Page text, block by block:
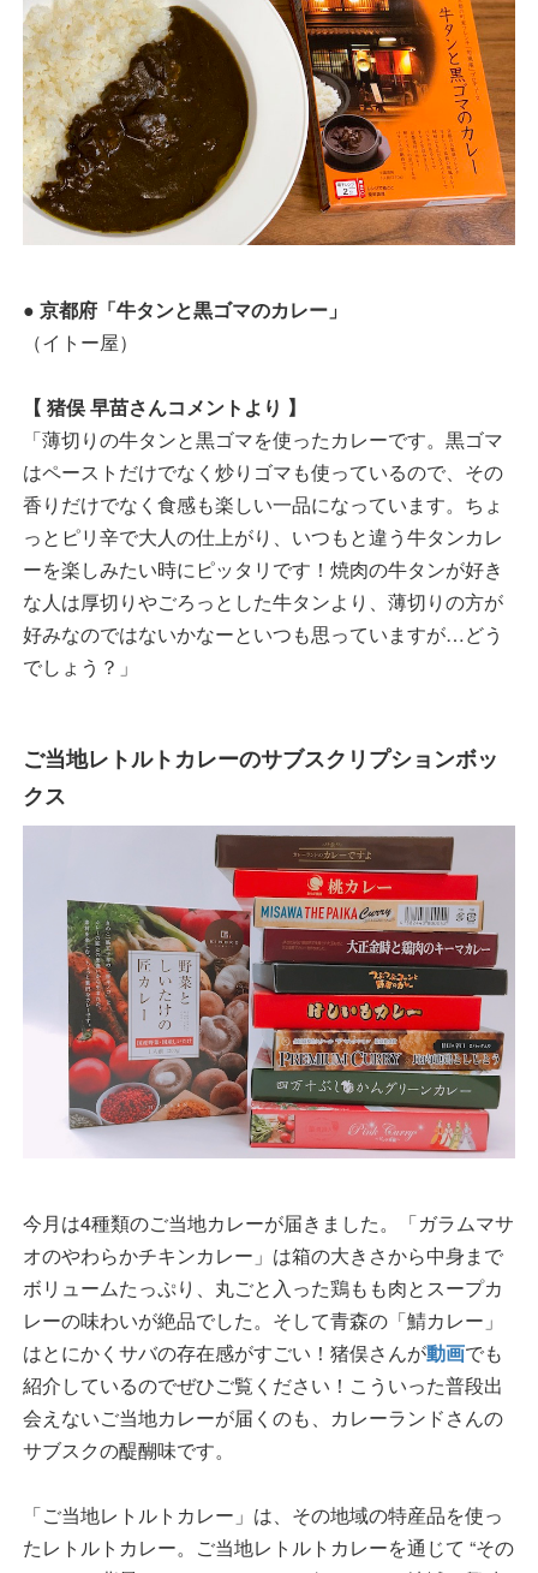
● 京都府「牛タンと黒ゴマのカレー」
（イトー屋）
【 猪俣 早苗さんコメントより 】
「薄切りの牛タンと黒ゴマを使ったカレーです。黒ゴマ
はペーストだけでなく炒りゴマも使っているので、その
香りだけでなく食感も楽しい一品になっています。ちょ
っとピリ辛で大人の仕上がり、いつもと違う牛タンカレ
ーを楽しみたい時にピッタリです！焼肉の牛タンが好き
な人は厚切りやごろっとした牛タンより、薄切りの方が
好みなのではないかなーといつも思っていますが…どう
でしょう？」
ご当地レトルトカレーのサブスクリプションボッ
クス
今月は4種類のご当地カレーが届きました。「ガラムマサ
オのやわらかチキンカレー」は箱の大きさから中身まで
ボリュームたっぷり、丸ごと入った鶏もも肉とスープカ
レーの味わいが絶品でした。そして青森の「鯖カレー」
はとにかくサバの存在感がすごい！猪俣さんが動画でも
紹介しているのでぜひご覧ください！こういった普段出
会えないご当地カレーが届くのも、カレーランドさんの
サブスクの醍醐味です。
「ご当地レトルトカレー」は、その地域の特産品を使っ
たレトルトカレー。ご当地レトルトカレーを通じて “その